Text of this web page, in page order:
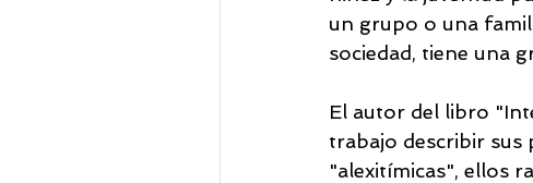
un grupo o una
sociedad, tiene una
El autor del libro
trabajo describir sus
"alexitímicas", ellos